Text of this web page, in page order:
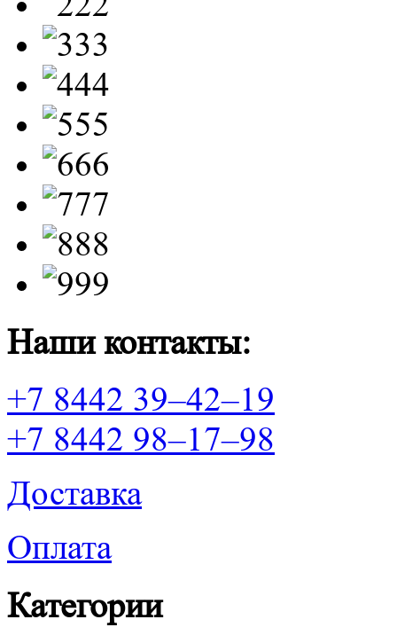
Наши контакты:
+7 8442 39–42–19
+7 8442 98–17–98
Доставка
Оплата
Категории